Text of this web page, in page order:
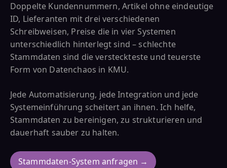
Doppelte Kundennummern, Artikel ohne eindeutige
ID, Lieferanten mit drei verschiedenen
Schreibweisen, Preise die in vier Systemen
unterschiedlich hinterlegt sind – schlechte
Stammdaten sind die versteckteste und teuerste
Form von Datenchaos in KMU.
Jede Automatisierung, jede Integration und jede
Systemeinführung scheitert an ihnen. Ich helfe,
Stammdaten zu bereinigen, zu strukturieren und
dauerhaft sauber zu halten.
Stammdaten-System anfragen →